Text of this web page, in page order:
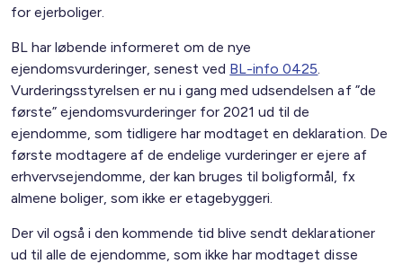
for ejerboliger.
BL har løbende informeret om de nye
ejendomsvurderinger, senest ved BL-info 0425.
Vurderingsstyrelsen er nu i gang med udsendelsen af ”de
første” ejendomsvurderinger for 2021 ud til de
ejendomme, som tidligere har modtaget en deklaration. De
første modtagere af de endelige vurderinger er ejere af
erhvervsejendomme, der kan bruges til boligformål, fx
almene boliger, som ikke er etagebyggeri.
Der vil også i den kommende tid blive sendt deklarationer
ud til alle de ejendomme, som ikke har modtaget disse